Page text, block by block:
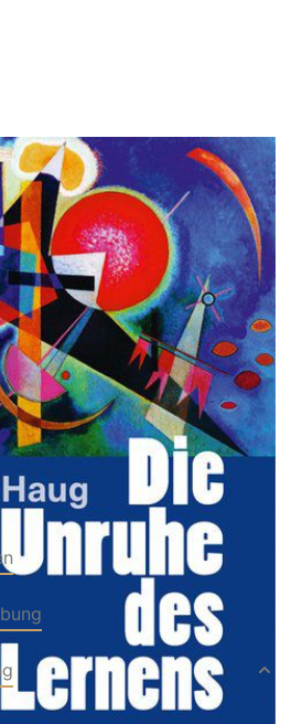
Lernens
hinzufügen
23.03.2020
375 Seiten
ISBN: 978-3-86754-
Prozess. Es gibt